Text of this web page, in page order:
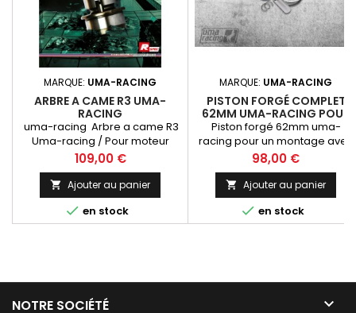
MARQUE: UMA-RACING
ARBRE A CAME R3 UMA-
RACING
uma-racing Arbre a came R3
Uma-racing / Pour moteur
125cc Minarelli 4 T : YZF , XMAX...
Prix
109,00 €
 Ajouter au panier
 en stock
MARQUE: UMA-RACING
PISTON FORGÉ COMPLET
62MM UMA-RACING POUR
CULASSE SUPERHEAD
Piston forgé 62mm uma-
racing pour un montage avec
la culasse superhead uma-
racing !
Prix
98,00 €
 Ajouter au panier
 en stock
NOTRE SOCIÉTÉ 